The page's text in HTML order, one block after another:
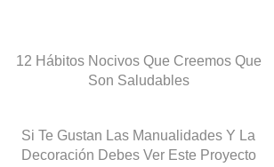
12 Hábitos Nocivos Que Creemos Que
Son Saludables
Si Te Gustan Las Manualidades Y La
Decoración Debes Ver Este Proyecto